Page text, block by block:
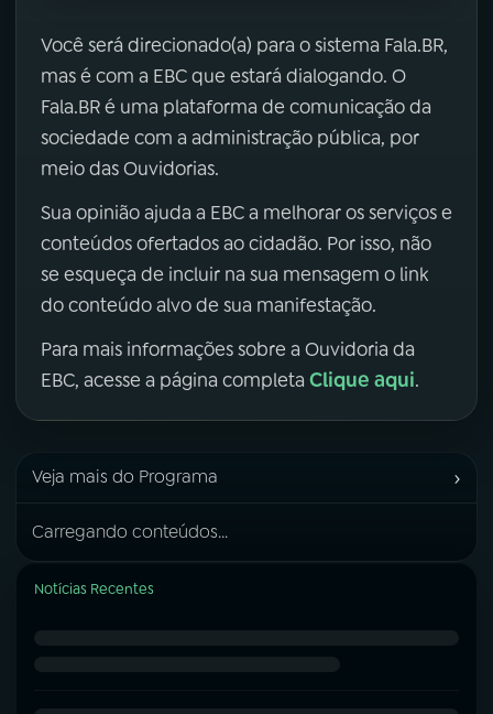
Você será direcionado(a) para o sistema Fala.BR,
mas é com a EBC que estará dialogando. O
Fala.BR é uma plataforma de comunicação da
sociedade com a administração pública, por
meio das Ouvidorias.
Sua opinião ajuda a EBC a melhorar os serviços e
conteúdos ofertados ao cidadão. Por isso, não
se esqueça de incluir na sua mensagem o link
do conteúdo alvo de sua manifestação.
Para mais informações sobre a Ouvidoria da
EBC, acesse a página completa Clique aqui.
Veja mais do Programa ›
Carregando conteúdos...
Notícias Recentes